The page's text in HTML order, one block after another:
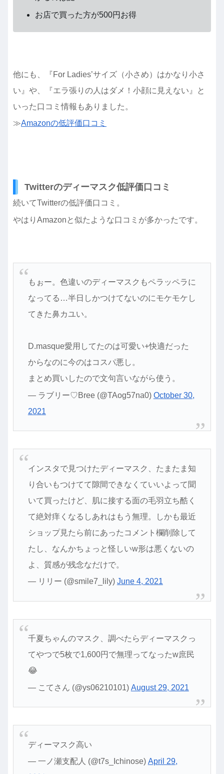
お店で買った方が500円お得
他にも、『For Ladies’サイズ（小さめ）はかなり小さ
い』や、『エラ張りの人はダメ！小顔に見えない』と
いった口コミ情報もありました。
≫Amazonの低評価口コミ
Twitterのディーマスク低評価口コミ
続いてTwitterの低評価口コミ。
やはりAmazonと似たような口コミが多かったです。
もぉー。色違いのディーマスクもペラッペラに
なってる…半日しかつけてないのにモケモケし
てきた鼻カユい。
D.masque愛用してたのは可愛い+快適だった
からなのに今のはコスパ悪し。
まとめ買いしたので文句言いながら使う。
— ラブリー♡Bree (@TAog57na0) October 30,
2021
インスタで見つけたディーマスク、たまたま知
り合いもつけてて隙間できなくていいよって聞
いて買ったけど、肌に接する面の毛羽立ち酷く
て絶対痒くなるしあれはもう無理。しかも最近
ショップ見たら前にあったコメント欄削除して
たし、なんかちょっと怪しいw形は悪くないの
よ、質感が残念なだけで。
— リリー (@smile7_lily) June 4, 2021
千夏ちゃんのマスク、調べたらディーマスクっ
てやつで5枚で1,600円で無理ってなったw庶民
😂
— こてさん (@ys06210101) August 29, 2021
ディーマスク高い
— 一ノ瀬支配人 (@t7s_Ichinose) April 29,